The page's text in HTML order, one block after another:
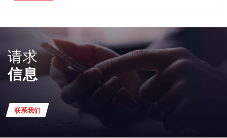
请求
信息
联系我们